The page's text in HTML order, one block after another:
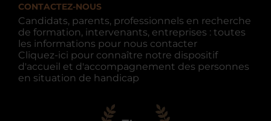
CONTACTEZ-NOUS
Candidats, parents, professionnels en recherche
de formation, intervenants, entreprises : toutes
les informations pour nous contacter
Cliquez-ici pour connaître notre dispositif
d'accueil et d'accompagnement des personnes
en situation de handicap